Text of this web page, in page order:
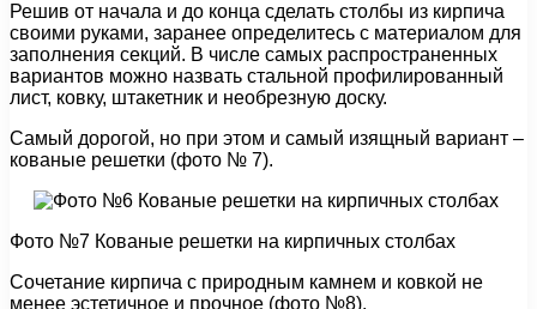
Решив от начала и до конца сделать столбы из кирпича
своими руками, заранее определитесь с материалом для
заполнения секций. В числе самых распространенных
вариантов можно назвать стальной профилированный
лист, ковку, штакетник и необрезную доску.
Самый дорогой, но при этом и самый изящный вариант –
кованые решетки (фото № 7).
Фото №7 Кованые решетки на кирпичных столбах
Сочетание кирпича с природным камнем и ковкой не
менее эстетичное и прочное (фото №8).